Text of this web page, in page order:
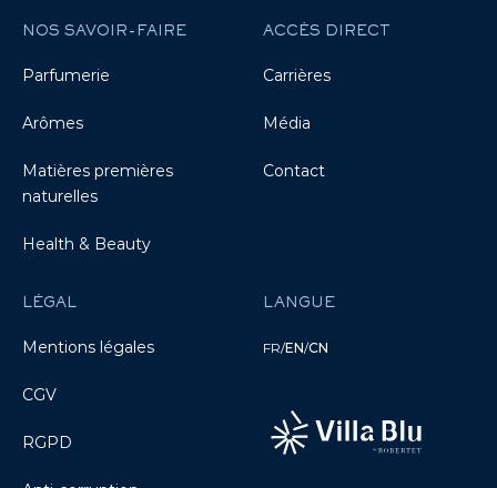
NOS SAVOIR-FAIRE
Parfumerie
Arômes
Matières premières
naturelles
Health & Beauty
ACCÈS DIRECT
Carrières
Média
Contact
LÉGAL
Mentions légales
CGV
RGPD
LANGUE
FR/EN/CN